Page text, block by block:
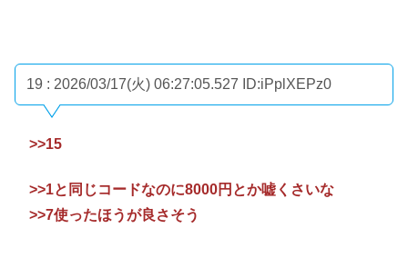
19 : 2026/03/17(火) 06:27:05.527 ID:iPplXEPz0
>>15
>>1と同じコードなのに8000円とか嘘くさいな
>>7使ったほうが良さそう